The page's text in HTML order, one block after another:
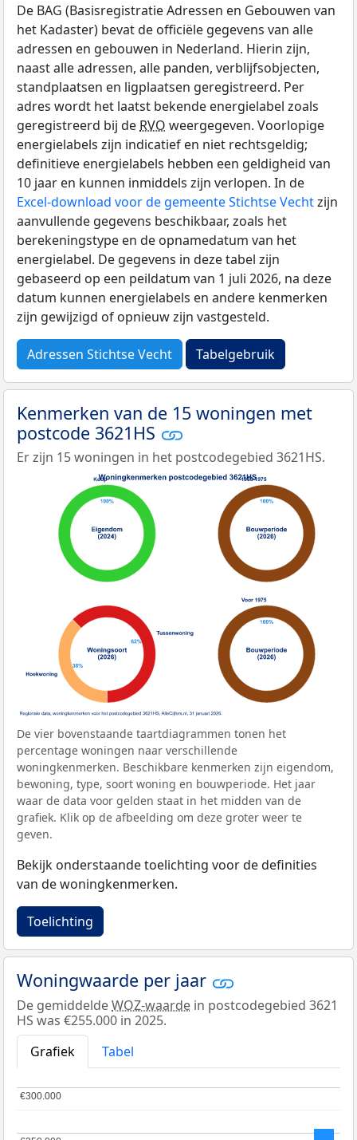
De BAG (Basisregistratie Adressen en Gebouwen van
het Kadaster) bevat de officiële gegevens van alle
adressen en gebouwen in Nederland. Hierin zijn,
naast alle adressen, alle panden, verblijfsobjecten,
standplaatsen en ligplaatsen geregistreerd. Per
adres wordt het laatst bekende energielabel zoals
geregistreerd bij de RVO weergegeven. Voorlopige
energielabels zijn indicatief en niet rechtsgeldig;
definitieve energielabels hebben een geldigheid van
10 jaar en kunnen inmiddels zijn verlopen. In de
Excel-download voor de gemeente Stichtse Vechtzijn
aanvullende gegevens beschikbaar, zoals het
berekeningstype en de opnamedatum van het
energielabel. De gegevens in deze tabel zijn
gebaseerd op een peildatum van 1 juli 2026, na deze
datum kunnen energielabels en andere kenmerken
zijn gewijzigd of opnieuw zijn vastgesteld.
Adressen Stichtse Vecht Tabelgebruik
Kenmerken van de 15 woningen met
postcode 3621HS
Er zijn 15 woningen in het postcodegebied 3621HS.
De vier bovenstaande taartdiagrammen tonen het
percentage woningen naar verschillende
woningkenmerken. Beschikbare kenmerken zijn eigendom,
bewoning, type, soort woning en bouwperiode. Het jaar
waar de data voor gelden staat in het midden van de
grafiek. Klik op de afbeelding om deze groter weer te
geven.
Bekijk onderstaande toelichting voor de definities
van de woningkenmerken.
Toelichting
Woningwaarde per jaar
De gemiddeldeWOZ-waarde in postcodegebied 3621
HS was €255.000 in 2025.
Grafiek
Tabel
€300.000
€300.000